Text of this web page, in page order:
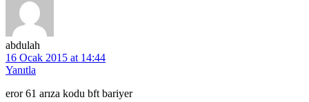
abdulah
16 Ocak 2015 at 14:44
Yanıtla
eror 61 arıza kodu bft bariyer